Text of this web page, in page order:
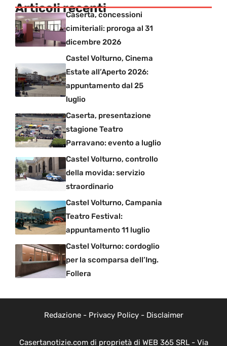
Articoli recenti
Caserta, concessioni
cimiteriali: proroga al 31
dicembre 2026
Castel Volturno, Cinema
Estate all’Aperto 2026:
appuntamento dal 25
luglio
Caserta, presentazione
stagione Teatro
Parravano: evento a luglio
Castel Volturno, controllo
della movida: servizio
straordinario
Castel Volturno, Campania
Teatro Festival:
appuntamento 11 luglio
Castel Volturno: cordoglio
per la scomparsa dell’Ing.
Follera
Redazione- Privacy Policy- Disclaimer
Casertanotizie.com di proprietà di WEB 365 SRL - Via